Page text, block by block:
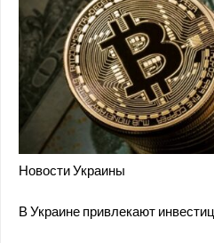
Новости Украины
В Украине привлекают